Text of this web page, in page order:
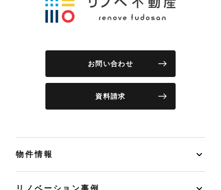
お問い合わせ
資料請求
物件情報